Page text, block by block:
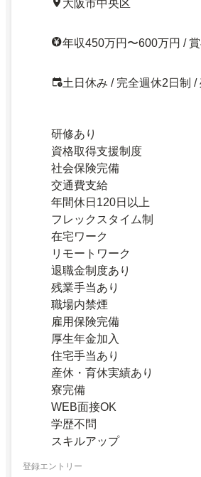
大阪市中央区
年収450万円〜600万円 /
土日休み / 完全週休2日制
研修あり
資格取得支援制度
社会保険完備
交通費支給
年間休日120日以上
フレックスタイム制
在宅ワーク
リモートワーク
退職金制度あり
残業手当あり
職場内禁煙
雇用保険完備
厚生年金加入
住宅手当あり
産休・育休実績あり
寮完備
WEB面接OK
学歴不問
スキルアップ
登録エントリー